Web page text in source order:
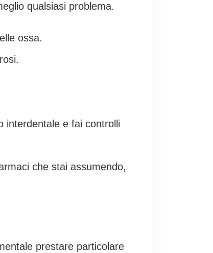
qualsiasi problema.
ossa.
interdentale e fai controlli
che stai assumendo,
prestare particolare